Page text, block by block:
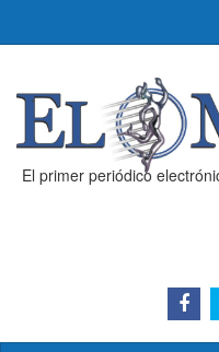
El primer periódico